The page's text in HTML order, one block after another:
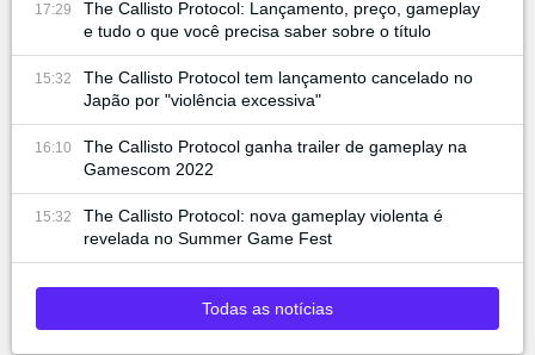
17:29
The Callisto Protocol: Lançamento, preço, gameplay
e tudo o que você precisa saber sobre o título
15:32
The Callisto Protocol tem lançamento cancelado no
Japão por "violência excessiva"
16:10
The Callisto Protocol ganha trailer de gameplay na
Gamescom 2022
15:32
The Callisto Protocol: nova gameplay violenta é
revelada no Summer Game Fest
Todas as notícias